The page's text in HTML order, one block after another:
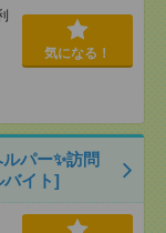
気になる！
パー✨訪問
バイト]